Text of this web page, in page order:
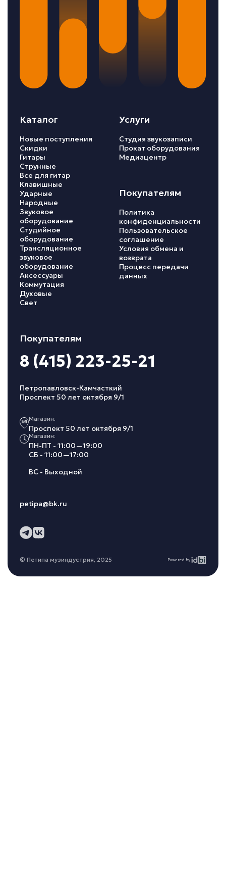
Каталог
Новые поступления
Скидки
Гитары
Струнные
Все для гитар
Клавишные
Ударные
Народные
Звуковое
оборудование
Студийное
оборудование
Трансляционное
звуковое
оборудование
Аксессуары
Коммутация
Духовые
Свет
Услуги
Студия звукозаписи
Прокат оборудования
Медиацентр
Покупателям
Политика
конфиденциальности
Пользовательское
соглашение
Условия обмена и
возврата
Процесс передачи
данных
Покупателям
8 (415) 223-25-21
Петропавловск-Камчасткий
Проспект 50 лет октября 9/1
Магазин:
Проспект 50 лет октября 9/1
Магазин:
ПН-ПТ - 11:00—19:00
СБ - 11:00—17:00
ВС - Выходной
petipa@bk.ru
© Петипа музиндустрия, 2025 Powered by